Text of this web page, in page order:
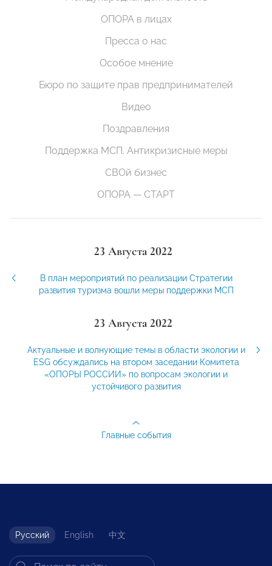
ОПОРА в лицах
Пресса о нас
Особое мнение
Бюро по защите прав предпринимателей
Видео
Поздравления
Поддержка МСП. Антикризисные меры
СВОй бизнес
ОПОРА — СТАРТ
23 Августа 2022
В план мероприятий по реализации Стратегии
развития туризма вошли меры поддержки МСП
23 Августа 2022
Актуальные и волнующие темы в области экологии и
ESG обсуждались на втором заседании Комитета
«ОПОРЫ РОССИИ» по вопросам экологии и
устойчивого развития
Главные события
Русский English 中文